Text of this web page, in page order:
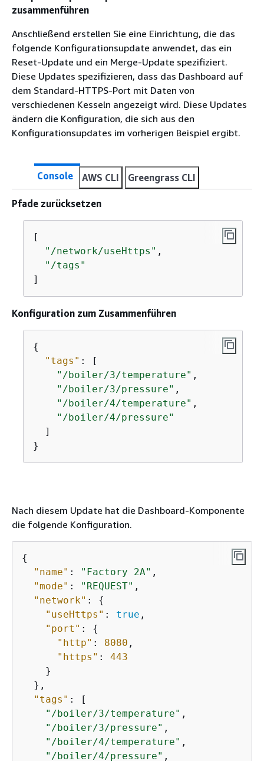
zusammenführen
Anschließend erstellen Sie eine Einrichtung, die das
folgende Konfigurationsupdate anwendet, das ein
Reset-Update und ein Merge-Update spezifiziert.
Diese Updates spezifizieren, dass das Dashboard auf
dem Standard-HTTPS-Port mit Daten von
verschiedenen Kesseln angezeigt wird. Diese Updates
ändern die Konfiguration, die sich aus den
Konfigurationsupdates im vorherigen Beispiel ergibt.
Console AWS CLI Greengrass CLI
Pfade zurücksetzen
[
"/network/useHttps" ,
"/tags"
]
Konfiguration zum Zusammenführen
{
"tags" : [
"/boiler/3/temperature" ,
"/boiler/3/pressure" ,
"/boiler/4/temperature" ,
"/boiler/4/pressure"
  ]
}
Nach diesem Update hat die Dashboard-Komponente
die folgende Konfiguration.
{
"name" : "Factory 2A" ,
"mode" : "REQUEST" ,
"network" : {
"useHttps" : true ,
"port" : {
"http" : 8080 ,
"https" : 443
    }
  },
"tags" : [
"/boiler/3/temperature" ,
"/boiler/3/pressure" ,
"/boiler/4/temperature" ,
"/boiler/4/pressure" ,